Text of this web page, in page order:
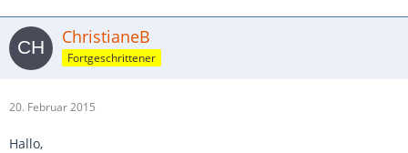
ChristianeB
Fortgeschrittener
20. Februar 2015
Hallo,